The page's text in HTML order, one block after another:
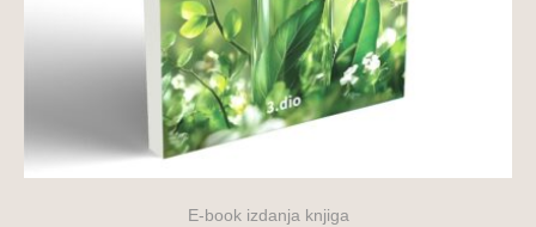
E-book izdanja knjiga